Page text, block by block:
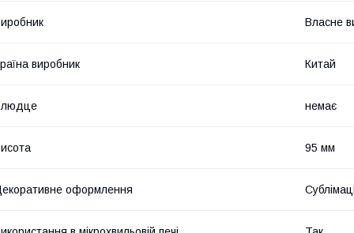
Власне
виробник Китай
немає
95 мм
оформлення